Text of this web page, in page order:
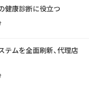
健康診断に役立つ
テムを全面刷新、代理店